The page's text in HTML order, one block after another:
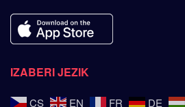
IZABERI JEZIK
CS EN FR DE